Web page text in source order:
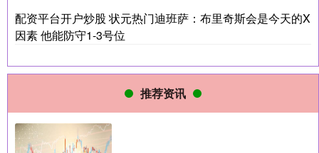
配资平台开户炒股 状元热门迪班萨：布里奇斯会是今天的X
因素 他能防守1-3号位
推荐资讯